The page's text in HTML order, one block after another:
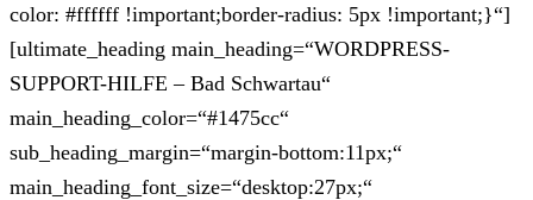
color: #ffffff !important;border-radius: 5px !important;}“]
[ultimate_heading main_heading=“WORDPRESS-
SUPPORT-HILFE – Bad Schwartau“
main_heading_color=“#1475cc“
sub_heading_margin=“margin-bottom:11px;“
main_heading_font_size=“desktop:27px;“